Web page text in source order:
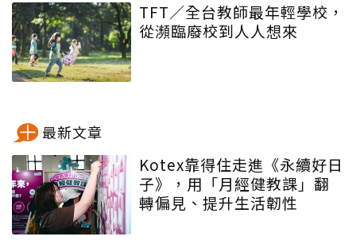
TFT／全台教師最年輕學校，
從瀕臨廢校到人人想來
最新文章
Kotex靠得住走進《永續好日
子》，用「月經健教課」翻
轉偏見、提升生活韌性